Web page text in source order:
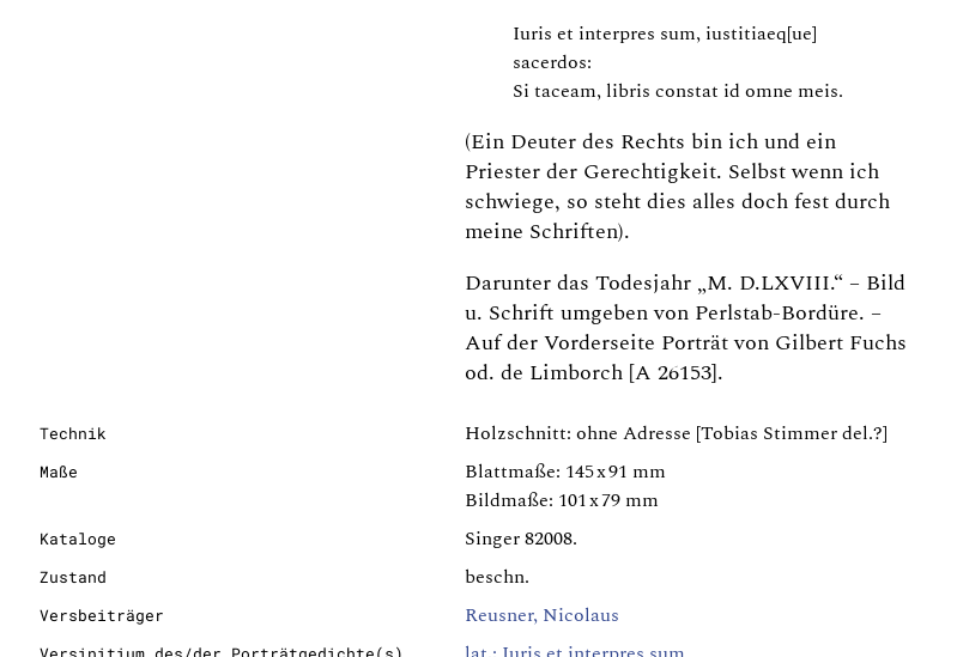
Iuris et interpres sum, iustitiaeq[ue]
sacerdos:
Si taceam, libris constat id omne meis.
(Ein Deuter des Rechts bin ich und ein
Priester der Gerechtigkeit. Selbst wenn ich
schwiege, so steht dies alles doch fest durch
meine Schriften).
Darunter das Todesjahr „M. D.LXVIII.“ – Bild
u. Schrift umgeben von Perlstab-Bordüre. –
Auf der Vorderseite Porträt von Gilbert Fuchs
od. de Limborch [A 26153].
Technik Holzschnitt: ohne Adresse [Tobias Stimmer del.?]
Maße
Blattmaße: 145 x 91 mm
Bildmaße: 101 x 79 mm
Kataloge Singer 82008.
Zustand beschn.
Versbeiträger Reusner, Nicolaus